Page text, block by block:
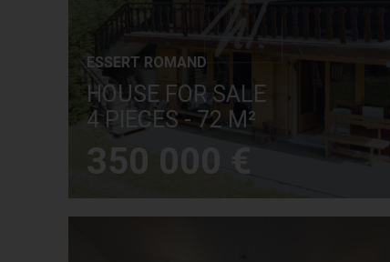
ESSERT ROMAND
HOUSE FOR SALE
4 PIECES - 72 M²
350 000 €